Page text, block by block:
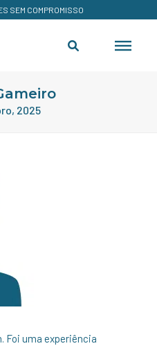
SEM COMPROMISSO
2025
Foi uma experiência